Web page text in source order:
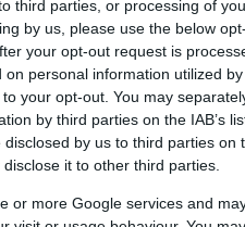
third parties, or processing of
by us, please use the below
your opt-out request is
personal information utilized
your opt-out. You may
by third parties on the IAB’s
by us to third parties on
it to other third parties.
or more Google services and